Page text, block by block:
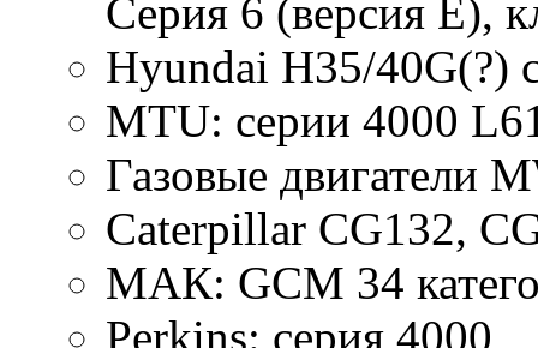
Серия 6 (версия Е),
Hyundai Н35/40G(?)
МТU: серии 4000
Газовые двигатели
Caterpillar СG132,
МАК: GСМ 34
Perkins: серия 4000